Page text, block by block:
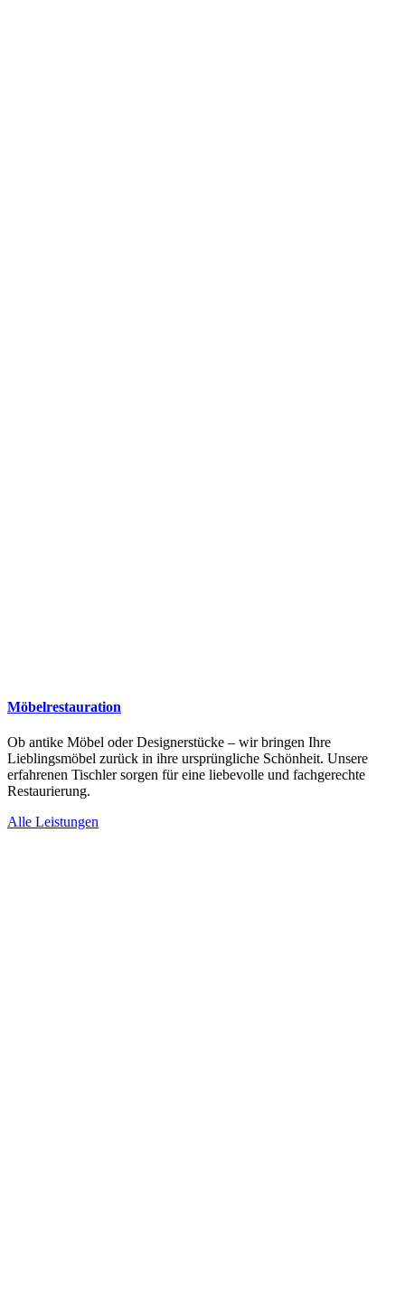
Möbelrestauration
Ob antike Möbel oder Designerstücke – wir bringen Ihre
Lieblingsmöbel zurück in ihre ursprüngliche Schönheit. Unsere
erfahrenen Tischler sorgen für eine liebevolle und fachgerechte
Restaurierung.
Alle Leistungen